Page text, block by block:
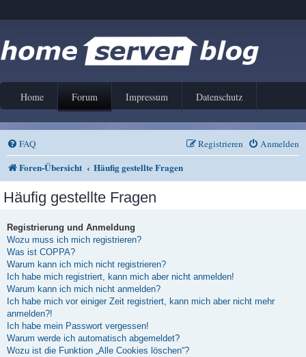
Home Forum Impressum Datenschutz
FAQ Anmelden
Registrieren
Foren-Übersicht Häufig gestellte Fragen
Häufig gestellte Fragen
Registrierung und Anmeldung
Wozu muss ich mich registrieren?
Was ist COPPA?
Warum kann ich mich nicht registrieren?
Ich habe mich registriert, kann mich aber nicht anmelden!
Warum kann ich mich nicht anmelden?
Ich habe mich vor einiger Zeit registriert, kann mich aber nicht mehr
anmelden?!
Ich habe mein Passwort vergessen!
Warum werde ich automatisch abgemeldet?
Wozu ist die Funktion „Alle Cookies löschen“?